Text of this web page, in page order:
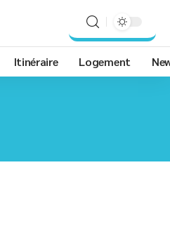
Itinéraire Logement